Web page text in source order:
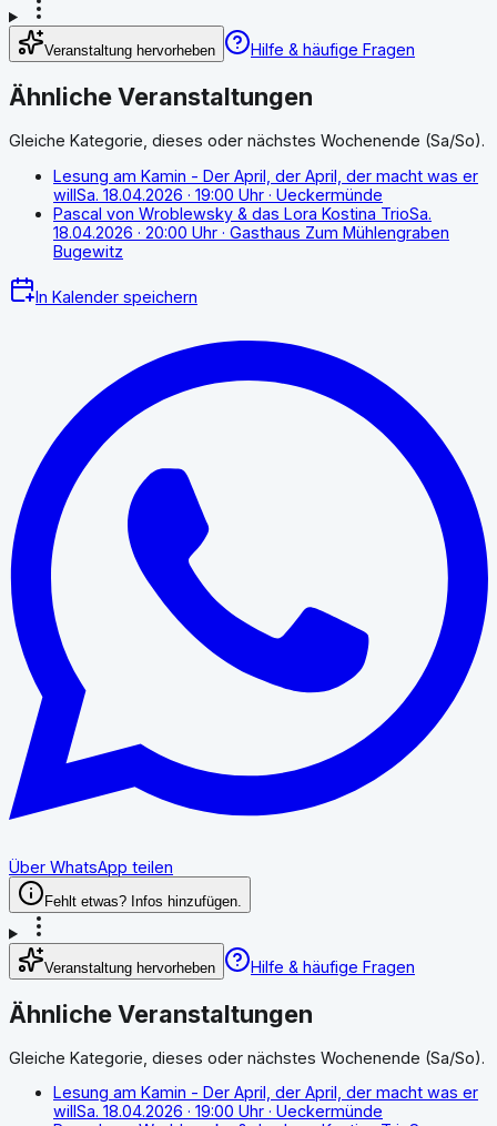
Veranstaltung hervorheben Hilfe & häufige Fragen
Ähnliche Veranstaltungen
Gleiche Kategorie, dieses oder nächstes Wochenende (Sa/So).
Lesung am Kamin - Der April, der April, der macht was er
willSa. 18.04.2026 · 19:00 Uhr · Ueckermünde
Pascal von Wroblewsky & das Lora Kostina TrioSa.
18.04.2026 · 20:00 Uhr · Gasthaus Zum Mühlengraben
Bugewitz
In Kalender speichern
Über WhatsApp teilen
Fehlt etwas? Infos hinzufügen.
Veranstaltung hervorheben Hilfe & häufige Fragen
Ähnliche Veranstaltungen
Gleiche Kategorie, dieses oder nächstes Wochenende (Sa/So).
Lesung am Kamin - Der April, der April, der macht was er
willSa. 18.04.2026 · 19:00 Uhr · Ueckermünde